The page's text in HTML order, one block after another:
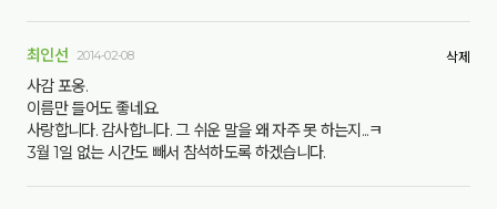
최인선 2014-02-08 삭제
사감 포옹.
이름만 들어도 좋네요.
사랑합니다. 감사합니다. 그 쉬운 말을 왜 자주 못 하는지...ㅋ
3월 1일 없는 시간도 빼서 참석하도록 하겠습니다.